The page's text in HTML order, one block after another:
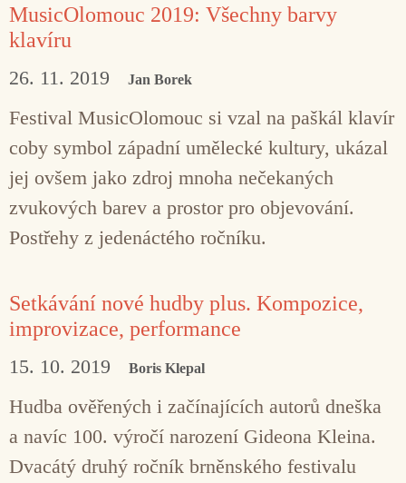
MusicOlomouc 2019: Všechny barvy
klavíru
26. 11. 2019 Jan Borek
Festival MusicOlomouc si vzal na paškál klavír
coby symbol západní umělecké kultury, ukázal
jej ovšem jako zdroj mnoha nečekaných
zvukových barev a prostor pro objevování.
Postřehy z jedenáctého ročníku.
Setkávání nové hudby plus. Kompozice,
improvizace, performance
15. 10. 2019 Boris Klepal
Hudba ověřených i začínajících autorů dneška
a navíc 100. výročí narození Gideona Kleina.
Dvacátý druhý ročník brněnského festivalu